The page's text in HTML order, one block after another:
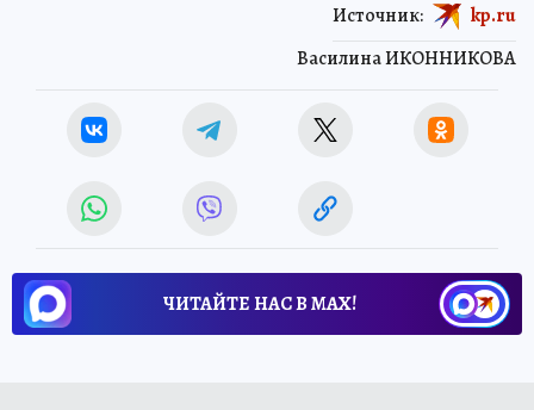
Василина ИКОННИКОВА
Источник: kp.ru
ЧИТАЙТЕ НАС В МАХ!